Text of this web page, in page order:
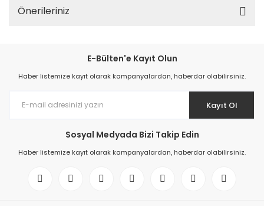
Önerileriniz
E-Bülten'e Kayıt Olun
Haber listemize kayıt olarak kampanyalardan, haberdar olabilirsiniz.
Kayıt Ol
Sosyal Medyada Bizi Takip Edin
Haber listemize kayıt olarak kampanyalardan, haberdar olabilirsiniz.